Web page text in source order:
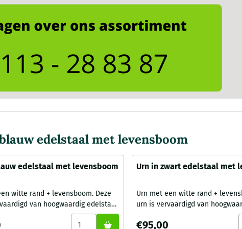
edelstaal met levensboom
edelstaal met levensboom
edelstaal met levensboom
witte rand + levensboom. Deze
van hoogwaardig edelstaal
Het deksel heeft een
in dezelfde kleur is ook de
Aantal kiezen voor Urn in blauw edelstaal met
Urn in zwart edelstaal met
Urn met een witte rand +
urn is vervaardigd van
met een levensboom. Het
witte omranding, in dezelfde
Prijs: 95,00
€95,00